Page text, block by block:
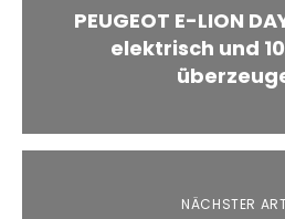
PEUGEOT E-LION
elektrisch und
NÄCHSTER